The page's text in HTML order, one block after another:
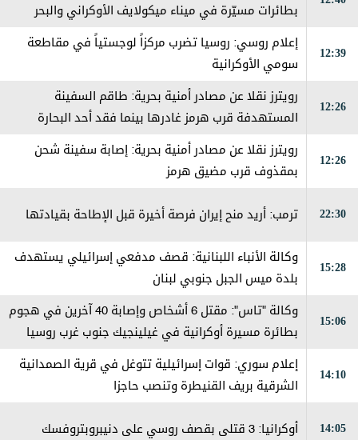
بطائرات مسيّرة في ميناء ميكولايف الأوكراني والبحر
12:39
إعلام روسي: روسيا تضرب مركزاً لوجستياً في مقاطعة
سومي الأوكرانية
12:26
رويترز نقلا عن مصادر أمنية بحرية: طاقم السفينة
المستهدفة قرب هرمز غادرها بينما فقد أحد البحارة
12:26
رويترز نقلا عن مصادر أمنية بحرية: إصابة سفينة شحن
بمقذوف قرب مضيق هرمز
22:30 ترمب: أريد منح إيران فرصة أخيرة قبل الإطاحة بقيادتها
15:28
وكالة الأنباء اللبنانية: قصف مدفعي إسرائيلي يستهدف
بلدة ميس الجبل جنوبي لبنان
15:06
وكالة "تاس": مقتل 6 أشخاص وإصابة 40 آخرين في هجوم
بطائرة مسيرة أوكرانية في غيلينجيك جنوب غرب روسيا
14:10
إعلام سوري: قوات إسرائيلية تتوغل في قرية الصمدانية
الشرقية بريف القنيطرة وتنصب حاجزا
14:05 أوكرانيا: 3 قتلى بقصف روسي على دنيبروبتروفسك